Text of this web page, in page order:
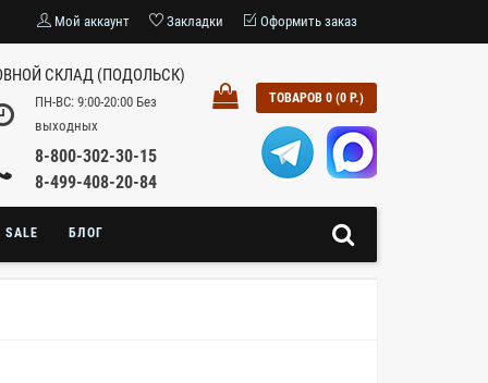
Мой аккаунт Закладки Оформить заказ
СКЛАД (ПОДОЛЬСК)
ПН-ВС: 9:00-20:00 Без
выходных
8-800-302-30-15
8-499-408-20-84
ТОВАРОВ 0 (0 Р.)
SALE БЛОГ